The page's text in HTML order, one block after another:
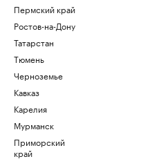
Пермский край
Ростов-на-Дону
Татарстан
Тюмень
Черноземье
Кавказ
Карелия
Мурманск
Приморский
край